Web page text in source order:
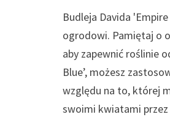
Budleja Davida
ogrodowi. Pamiętaj o
aby zapewnić roślinie
Blue’, możesz
względu na to, której
swoimi kwiatami